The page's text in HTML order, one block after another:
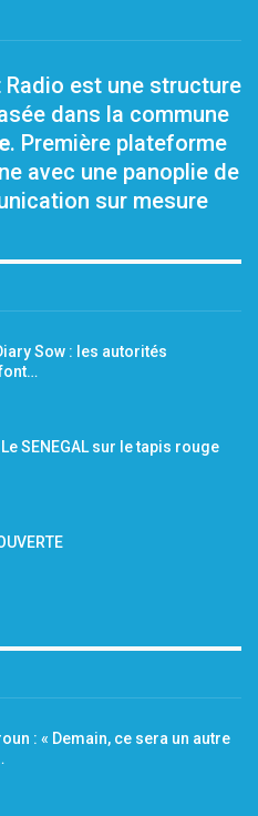
Radio est une structure
dans la commune
. Première plateforme
avec une panoplie de
sur mesure
Sow : les autorités
Le SENEGAL sur le tapis rouge
: « Demain, ce sera un autre